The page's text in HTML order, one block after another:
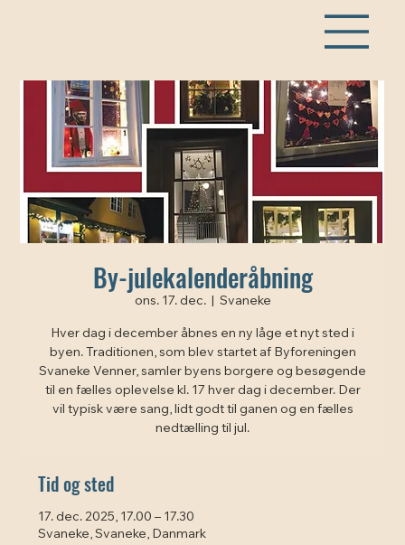
By-julekalenderåbning
ons. 17. dec.
  |
Svaneke
Hver dag i december åbnes en ny låge et nyt sted i
byen. Traditionen, som blev startet af Byforeningen
Svaneke Venner, samler byens borgere og besøgende
til en fælles oplevelse kl. 17 hver dag i december. Der
vil typisk være sang, lidt godt til ganen og en fælles
nedtælling til jul.
Tid og sted
17. dec. 2025, 17.00 – 17.30
Svaneke, Svaneke, Danmark